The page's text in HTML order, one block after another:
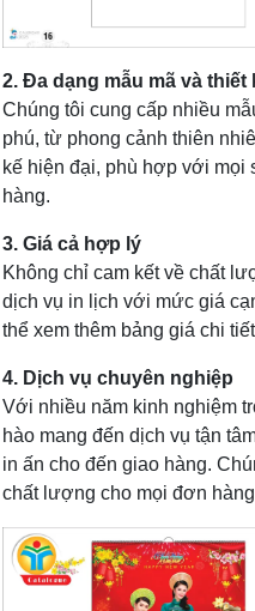
2. Đa dạng mẫu mã và thiết
Chúng tôi cung cấp nhiều
phú, từ phong cảnh thiên
kế hiện đại, phù hợp với mọi
hàng.
3. Giá cả hợp lý
Không chỉ cam kết về chất
dịch vụ in lịch với mức giá
thể xem thêm bảng giá chi
4. Dịch vụ chuyên nghiệp
Với nhiều năm kinh nghiệm
hào mang đến dịch vụ tận
in ấn cho đến giao hàng.
chất lượng cho mọi đơn